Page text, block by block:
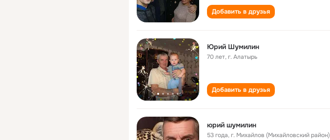
Добавить в друзья
Юрий Шумилин
70 лет,г. Алатырь
Добавить в друзья
юрий шумилин
53 года,г. Михайлов (Михайловский район)